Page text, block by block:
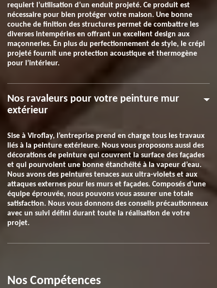
requiert l’utilisation d’un enduit projeté. Ce produit est
nécessaire pour bien protéger votre maison. Une bonne
couche de finition des structures permet de combattre les
diverses intempéries en offrant un excellent design aux
maçonneries. En plus du perfectionnement de style, le crépi
projeté fournit une protection acoustique et thermogène
pour l’intérieur.
Nos ravaleurs pour votre peinture mur
extérieur
Sise à Viroflay, l’entreprise prend en charge tous les travaux
liés à la peinture extérieure. Nous vous proposons aussi des
décorations de peinture qui couvrent la surface des façades
et qui pourvoient une bonne étanchéité à la vapeur d’eau.
Nous avons des peintures tenaces aux ultra-violets et aux
attaques externes pour les murs et façades. Composés d’une
équipe éprouvée, nous pouvons vous assurer une totale
satisfaction. Nous vous donnons des conseils précautionneux
avec un suivi défini durant toute la réalisation de votre
projet.
Nos Compétences